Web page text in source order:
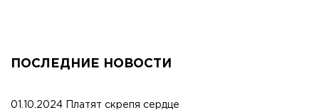
ПОСЛЕДНИЕ НОВОСТИ
01.10.2024 Платят скрепя сердце